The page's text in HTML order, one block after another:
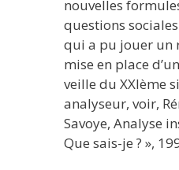
nouvelles
questions
qui a pu jouer un
mise en place
veille du XXIème
analyseur, voir,
Savoye, Analyse
Que sais-je ? »,